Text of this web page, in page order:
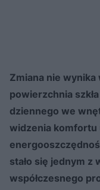
Zmiana nie wynika
powierzchnia
dziennego we
widzenia komfortu
stało się jednym z
współczesnego